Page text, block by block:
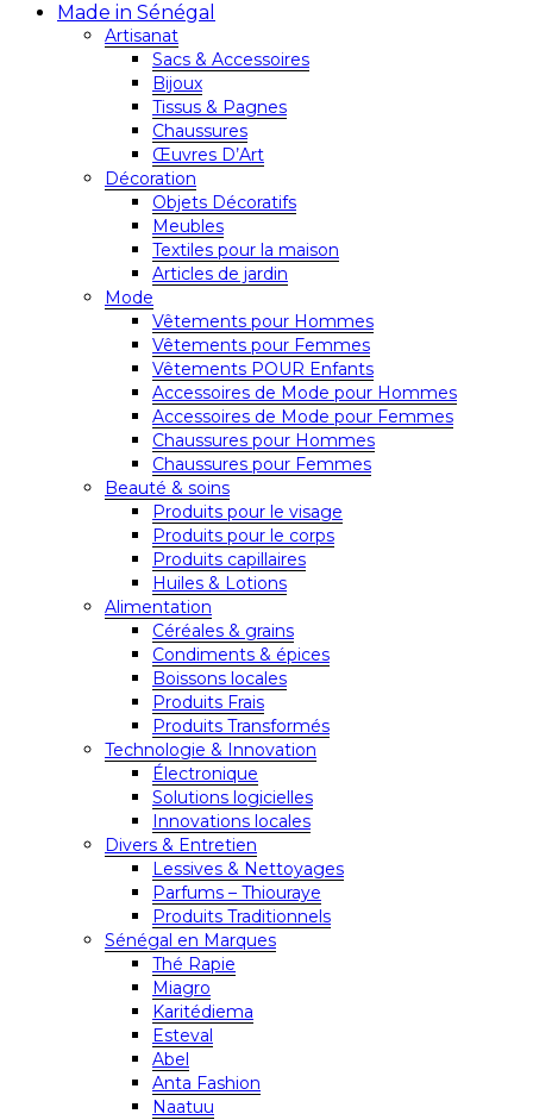
Made in Sénégal
Artisanat
Sacs & Accessoires
Bijoux
Tissus & Pagnes
Chaussures
Œuvres D’Art
Décoration
Objets Décoratifs
Meubles
Textiles pour la maison
Articles de jardin
Mode
Vêtements pour Hommes
Vêtements pour Femmes
Vêtements POUR Enfants
Accessoires de Mode pour Hommes
Accessoires de Mode pour Femmes
Chaussures pour Hommes
Chaussures pour Femmes
Beauté & soins
Produits pour le visage
Produits pour le corps
Produits capillaires
Huiles & Lotions
Alimentation
Céréales & grains
Condiments & épices
Boissons locales
Produits Frais
Produits Transformés
Technologie & Innovation
Électronique
Solutions logicielles
Innovations locales
Divers & Entretien
Lessives & Nettoyages
Parfums – Thiouraye
Produits Traditionnels
Sénégal en Marques
Thé Rapie
Miagro
Karitédiema
Esteval
Abel
Anta Fashion
Naatuu